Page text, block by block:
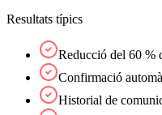
Resultats típics
Reducció del 60 %
Confirmació
Historial de